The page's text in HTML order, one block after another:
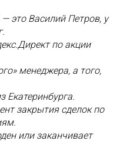
это Василий Петров, у
по акции
менеджера, а того,
Екатеринбурга.
закрытия сделок по
или заканчивает